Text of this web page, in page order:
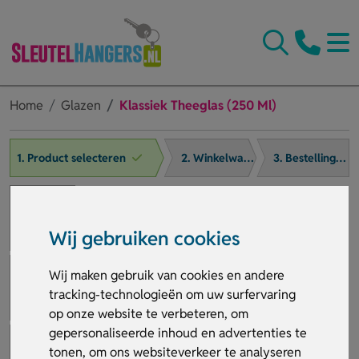
Wij gebruiken cookies
Wij maken gebruik van cookies en andere
tracking-technologieën om uw surfervaring
op onze website te verbeteren, om
gepersonaliseerde inhoud en advertenties te
tonen, om ons websiteverkeer te analyseren
Home Glazen Klassiek Theeglas (250 Ml)
1. Product selecteren 2. Winkelwagen 3. Bestelling afronden